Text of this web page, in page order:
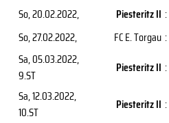
So, 20.02.2022, Piesteritz II :
So, 27.02.2022, FC E. Torgau :
Sa, 05.03.2022,
9.ST
Piesteritz II :
Sa, 12.03.2022,
10.ST
Piesteritz II :